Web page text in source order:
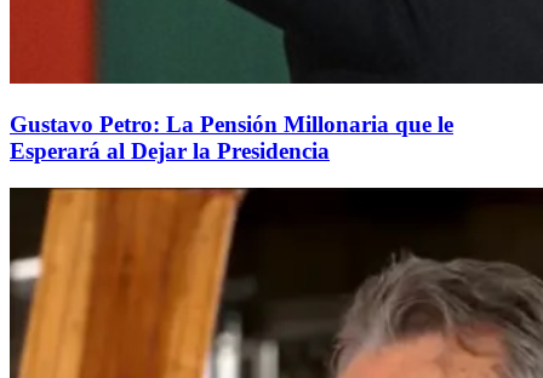
Gustavo Petro: La Pensión Millonaria que le
Esperará al Dejar la Presidencia